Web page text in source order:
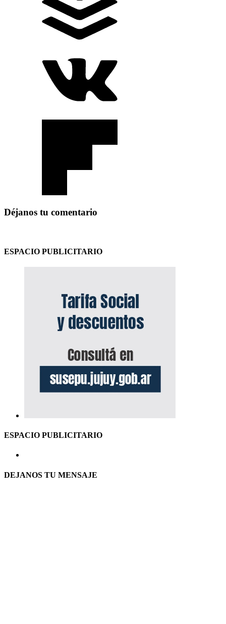
Déjanos tu comentario
ESPACIO PUBLICITARIO
ESPACIO PUBLICITARIO
DEJANOS TU MENSAJE